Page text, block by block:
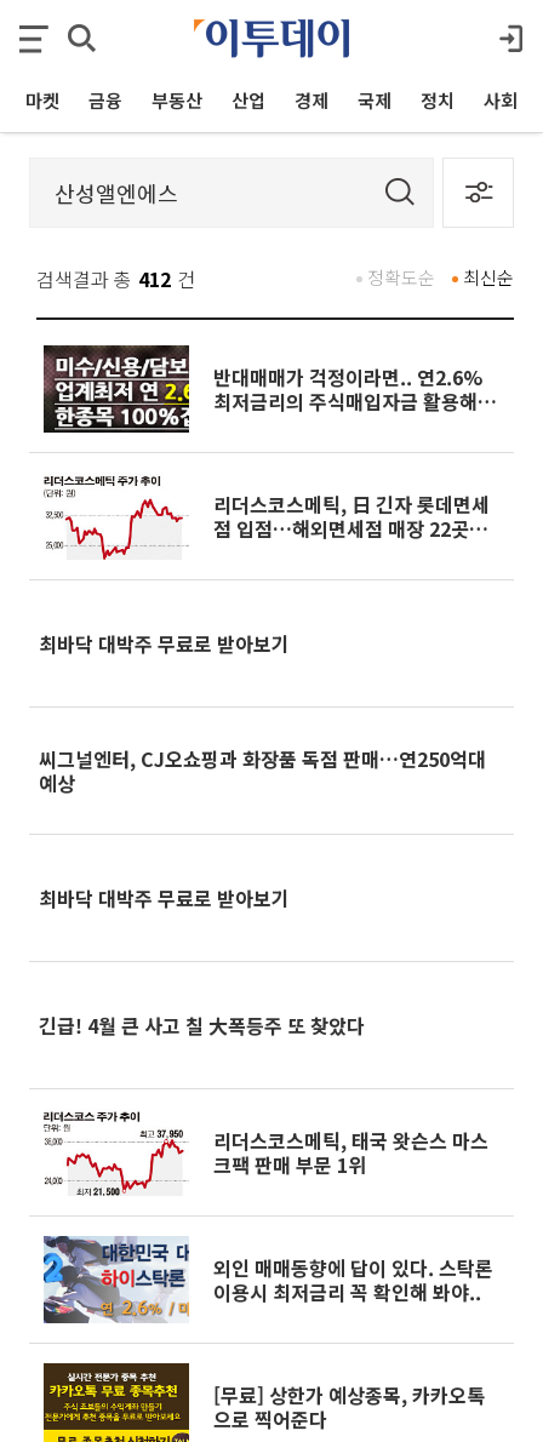
마켓 금융 부동산 산업 경제 국제 정치 사회
검색결과 총 412 건 최신순
정확도순
반대매매가 걱정이라면.. 연2.6%
최저금리의 주식매입자금 활용해보
리더스코스메틱, 日 긴자 롯데면세
점 입점…해외면세점 매장 22곳으
최바닥 대박주 무료로 받아보기
씨그널엔터, CJ오쇼핑과 화장품 독점 판매…연250억대
예상
최바닥 대박주 무료로 받아보기
긴급! 4월 큰 사고 칠 大폭등주 또 찾았다
리더스코스메틱, 태국 왓슨스 마스
크팩 판매 부문 1위
외인 매매동향에 답이 있다. 스탁론
이용시 최저금리 꼭 확인해 봐야..
[무료] 상한가 예상종목, 카카오톡
으로 찍어준다